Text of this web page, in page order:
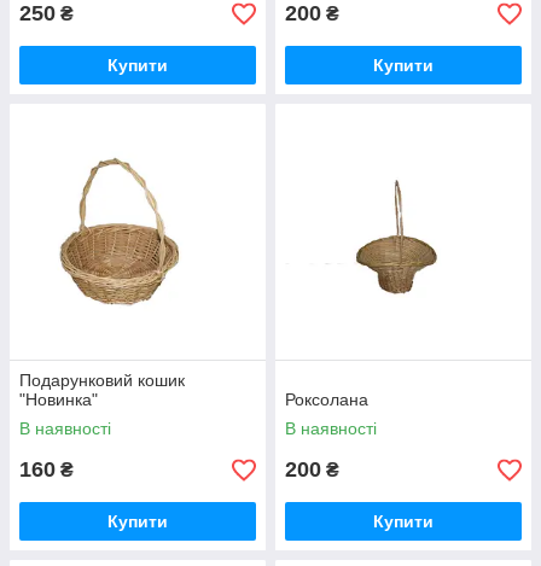
250 ₴
Купити
200 ₴
Купити
Подарунковий кошик
"Новинка"
В наявності
160 ₴
Купити
Роксолана
В наявності
200 ₴
Купити